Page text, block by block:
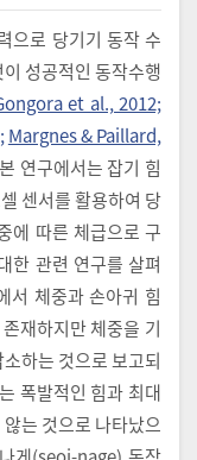
으로 당기기 동작 수
성공적인 동작수행
et al., 2012;
Margnes & Paillard,
연구에서는 잡기 힘
센서를 활용하여 당
에 따른 체급으로 구
한 관련 연구를 살펴
서 체중과 손아귀 힘
재하지만 체중을 기
하는 것으로 보고되
폭발적인 힘과 최대
는 것으로 나타났으